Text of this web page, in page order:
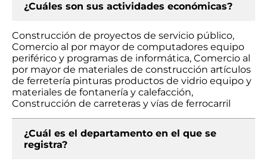
¿Cuáles son sus actividades económicas?
Construcción de proyectos de servicio público,
Comercio al por mayor de computadores equipo
periférico y programas de informática, Comercio al
por mayor de materiales de construcción artículos
de ferretería pinturas productos de vidrio equipo y
materiales de fontanería y calefacción,
Construcción de carreteras y vías de ferrocarril
¿Cuál es el departamento en el que se
registra?